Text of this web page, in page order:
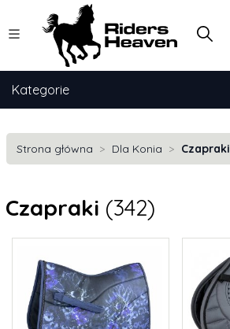
Kategorie
Strona główna Dla Konia Czapraki
Czapraki (342)